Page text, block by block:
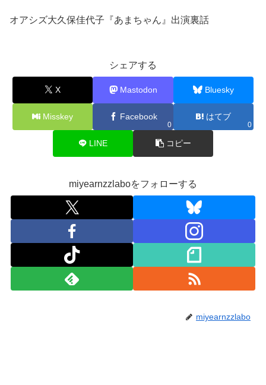
オアシズ大久保佳代子『あまちゃん』出演裏話
シェアする
X Mastodon Bluesky
Misskey Facebook
0
はてブ
0
LINE コピー
miyearnzzlaboをフォローする
miyearnzzlabo